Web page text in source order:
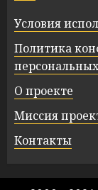
Условия
Политика
О проекте
Миссия
Контакты